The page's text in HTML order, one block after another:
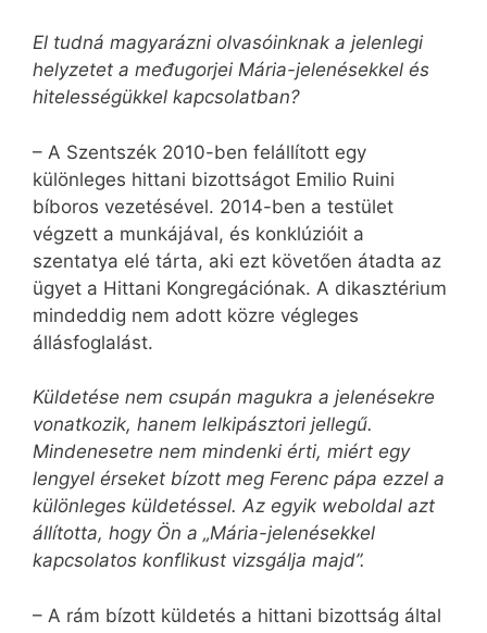
El tudná magyarázni olvasóinknak a jelenlegi
helyzetet a međugorjei Mária-jelenésekkel és
hitelességükkel kapcsolatban?
– A Szentszék 2010-ben felállított egy
különleges hittani bizottságot Emilio Ruini
bíboros vezetésével. 2014-ben a testület
végzett a munkájával, és konklúzióit a
szentatya elé tárta, aki ezt követően átadta az
ügyet a Hittani Kongregációnak. A dikasztérium
mindeddig nem adott közre végleges
állásfoglalást.
Küldetése nem csupán magukra a jelenésekre
vonatkozik, hanem lelkipásztori jellegű.
Mindenesetre nem mindenki érti, miért egy
lengyel érseket bízott meg Ferenc pápa ezzel a
különleges küldetéssel. Az egyik weboldal azt
állította, hogy Ön a „Mária-jelenésekkel
kapcsolatos konflikust vizsgálja majd”.
– A rám bízott küldetés a hittani bizottság által